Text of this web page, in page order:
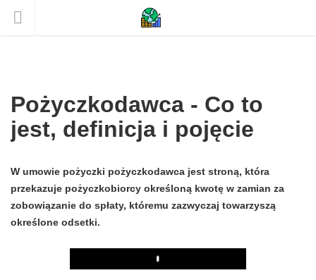
Pożyczkodawca - Co to
jest, definicja i pojęcie
W umowie pożyczki pożyczkodawca jest stroną, która
przekazuje pożyczkobiorcy określoną kwotę w zamian za
zobowiązanie do spłaty, któremu zazwyczaj towarzyszą
określone odsetki.
Play